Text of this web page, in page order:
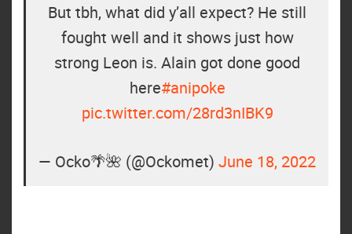
But tbh, what did y’all expect? He still
fought well and it shows just how
strong Leon is. Alain got done good
here#anipoke
pic.twitter.com/28rd3nIBK9
— Ocko🌴🌺 (@Ockomet) June 18, 2022